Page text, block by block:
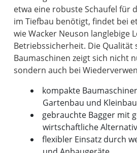
etwa eine robuste Schaufel für
im Tiefbau benötigt, findet bei
wie Wacker Neuson langlebige
Betriebssicherheit. Die Qualität
Baumaschinen zeigt sich nicht
kompakte
Gartenbau und
gebrauchte Bagger mit
wirtschaftliche
flexibler Einsatz durch